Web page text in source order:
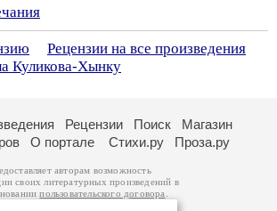
Рецензии на все произведения
Куликова-Хынку
Рецензии Поиск
Магазин
О портале Стихи.ру Проза.ру
авторам возможность
своих литературных произведений в
пользовательского договора
произведения принадлежат авторам